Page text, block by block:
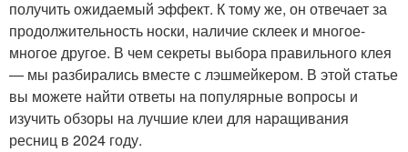
получить ожидаемый эффект. К тому же, он отвечает за
продолжительность носки, наличие склеек и многое-
многое другое. В чем секреты выбора правильного клея
— мы разбирались вместе с лэшмейкером. В этой статье
вы можете найти ответы на популярные вопросы и
изучить обзоры на лучшие клеи для наращивания
ресниц в 2024 году.